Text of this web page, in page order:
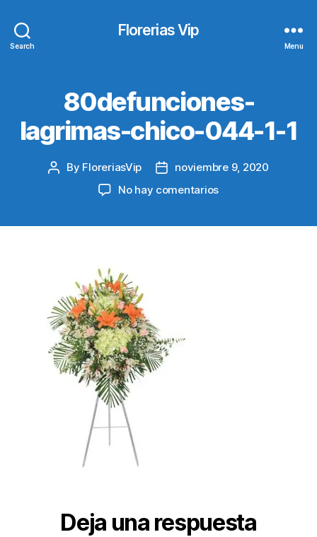
Search
Florerias Vip
Menu
80defunciones-
lagrimas-chico-044-1-1
Post
By FloreriasVip
Postnoviembre 9, 2020
No hay comentariosen
Deja una respuesta